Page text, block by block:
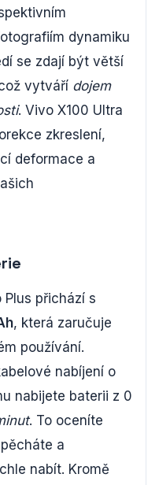
dynamiku
se zdají být větší
vytváří dojem
. Vivo X100 Ultra
zkreslení,
deformace a
přichází s
, která zaručuje
používání.
nabíjení o
nabijete baterii z 0
. To oceníte
a
nabít. Kromě